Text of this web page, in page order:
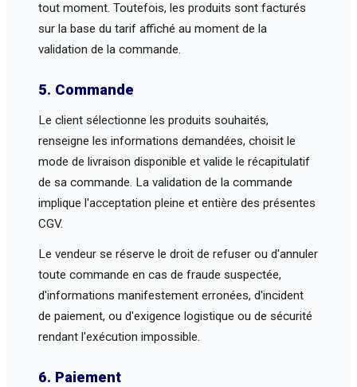
tout moment. Toutefois, les produits sont facturés
sur la base du tarif affiché au moment de la
validation de la commande.
5. Commande
Le client sélectionne les produits souhaités,
renseigne les informations demandées, choisit le
mode de livraison disponible et valide le récapitulatif
de sa commande. La validation de la commande
implique l'acceptation pleine et entière des présentes
CGV.
Le vendeur se réserve le droit de refuser ou d'annuler
toute commande en cas de fraude suspectée,
d'informations manifestement erronées, d'incident
de paiement, ou d'exigence logistique ou de sécurité
rendant l'exécution impossible.
6. Paiement